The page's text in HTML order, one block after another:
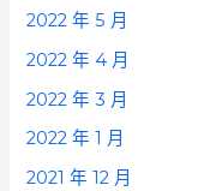
2022 年 5 月
2022 年 4 月
2022 年 3 月
2022 年 1 月
2021 年 12 月